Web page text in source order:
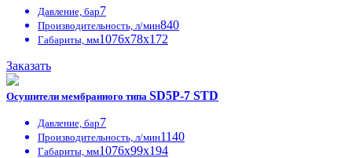
Давление, бар7
Производительность, л/мин840
Габариты, мм1076х78х172
Заказать
Осушители мембранного типа SD5P-7 STD
Давление, бар7
Производительность, л/мин1140
Габариты, мм1076х99х194